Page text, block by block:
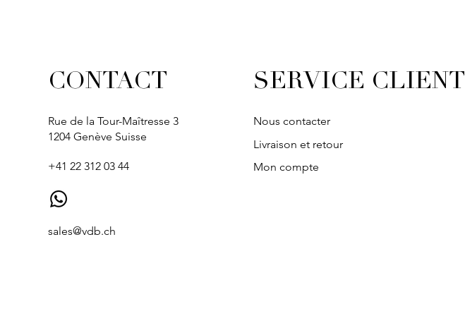
CONTACT
Rue de la Tour-Maîtresse 3
1204 Genève Suisse
+41 22 312 03 44
sales@vdb.ch
SERVICE CLIENT
Nous contacter
Livraison et retour
Mon compte